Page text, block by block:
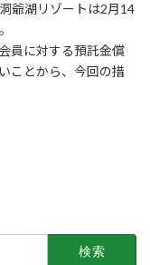
爺湖リゾートは2月14
員に対する預託金償
ことから、今回の措